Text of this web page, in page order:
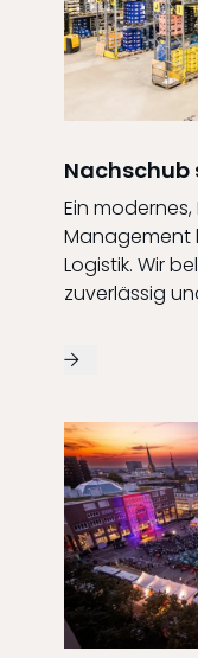
Nachschub
Ein
Management
Logistik. Wir
zuverlässig